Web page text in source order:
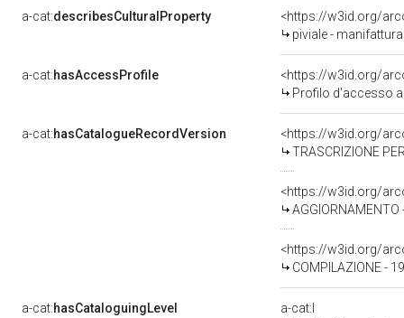
a-cat:describesCulturalProperty
<https://w3id.org/
piviale -
a-cat:hasAccessProfile
<https://w3id.org/
Profilo d'accesso
a-cat:hasCatalogueRecordVersion
<https://w3id.org/
TRASCRIZIONE
<https://w3id.org/
<https://w3id.org/
COMPILAZIONE -
a-cat:hasCataloguingLevel
a-cat:I